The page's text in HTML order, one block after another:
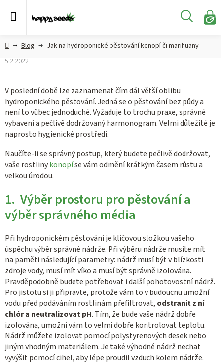
Hledat
Semena
CBG a
HHC
konopí
Konopné
produkty
Hašiš
HlavníBlog
Jak na hydroponické pěstování konopí či marihuany
5.2.2022
V poslední době lze zaznamenat čím dál větší oblibu
hydroponického pěstování. Jedná se o pěstování bez půdy a
není to vůbec jednoduché. Vyžaduje to trochu praxe, správné
vybavení a pečlivě dodržovaný harmonogram. Velmi důležité je
naprosto hygienické prostředí.
Naučíte-li se správný postup, který budete pečlivě dodržovat,
vaše rostlinykonopíse vám odmění krátkým časem růstu a
velkou úrodou.
1. Výběr prostoru pro pěstování a
výběr správného média
Při hydroponickém pěstování je klíčovou složkou vašeho
úspěchu výběr správné nádrže. Při výběru nádrže musíte mít
na paměti následující parametry: nádrž musí být v blízkosti
zdroje vody, musí mít víko a musí být správně izolována.
Pravděpodobně budete potřebovat i další pohotovostní nádrž.
Pro jistotu si ji připravte, protože vám to v budoucnu umožní
vodu před podáváním rostlinám přefiltrovat, odstranit z ní
chlór a neutralizovat pH. Tím, že bude vaše nádrž dobře
izolována, umožní vám to velmi dobře kontrolovat teplotu.
Nádrž můžete izolovat pomocí polystyrenových desek nebo
jiným vhodným materiálem. Je také výhodné nádrž nechat
vyvýšit pomocí cihel, aby lépe proudil vzduch kolem nádrže.